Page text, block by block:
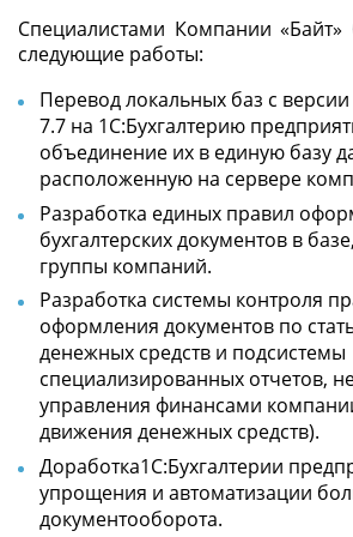
Специалистами Компании
следующие работы:
Перевод локальных баз с версии
7.7 на 1С:Бухгалтерию
объединение их в единую базу
расположенную на сервере
Разработка единых правил
бухгалтерских документов в
группы компаний.
Разработка системы контроля
оформления документов по
денежных средств и подсистемы
специализированных отчетов,
управления финансами
движения денежных средств).
Доработка1С:Бухгалтерии
упрощения и автоматизации
документооборота.